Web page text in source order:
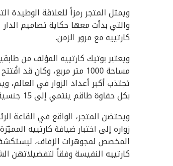
والتي بدأت معها حكاية تصاميم الدار
كارتييه مع مرور الزمن.
ويعتبر بوتيك كارتييه المؤلف من
تجتذب أكبر أعداد الزوار في
بكل حفاوة طاقم ينتمي إلى 15 جنسية مختلفة.
ويحتضن المتجر، الواقع في القاعة
زواره إلى اختبار ضيافة كارتييه
المخصص لمجوهرات الزفاف، ليستكشفن
كارتييه النفيسة وفقاً